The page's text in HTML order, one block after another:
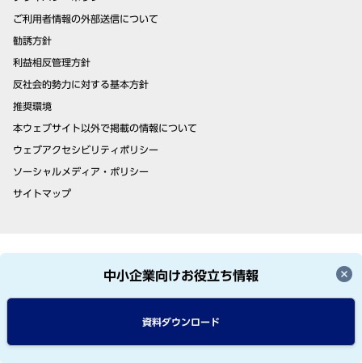
中小企業向けお役立ち情報
資料ダウンロード
ご利用者情報の外部送信について
勧誘方針
利益相反管理方針
反社会的勢力に対する基本方針
推奨環境
本ウェブサイト以外で掲載の情報について
ウェブアクセシビリティポリシー
ソーシャルメディア・ポリシー
サイトマップ
AIGジャパン・ホールディングス株式会社
ジェイアイ傷害火災保険株式会社
アメリカンホーム医療・損害保険株式会社